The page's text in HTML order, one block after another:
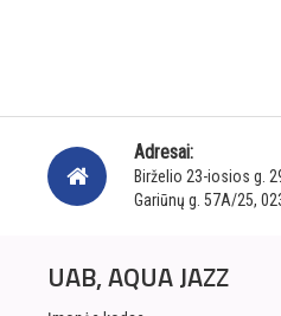
Adresai:
Birželio 23-iosios g.
Gariūnų g. 57A/25,
UAB, AQUA JAZZ